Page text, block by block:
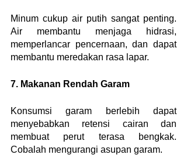
Minum cukup air putih sangat penting.
Air membantu menjaga hidrasi,
memperlancar pencernaan, dan dapat
membantu meredakan rasa lapar.
7. Makanan Rendah Garam
Konsumsi garam berlebih dapat
menyebabkan retensi cairan dan
membuat perut terasa bengkak.
Cobalah mengurangi asupan garam.